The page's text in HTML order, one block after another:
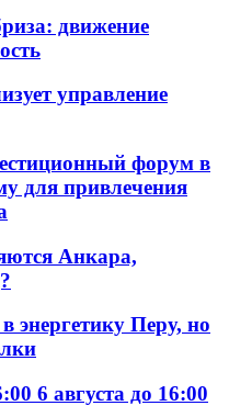
движение
управление
форум в
для привлечения
Анкара,
энергетику Перу, но
6 августа до 16:00